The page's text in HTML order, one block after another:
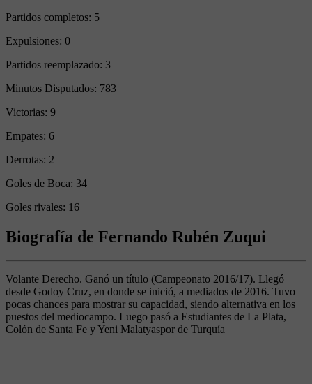
Partidos completos: 5
Expulsiones: 0
Partidos reemplazado: 3
Minutos Disputados: 783
Victorias: 9
Empates: 6
Derrotas: 2
Goles de Boca: 34
Goles rivales: 16
Biografía de Fernando Rubén Zuqui
Volante Derecho. Ganó un título (Campeonato 2016/17). Llegó
desde Godoy Cruz, en donde se inició, a mediados de 2016. Tuvo
pocas chances para mostrar su capacidad, siendo alternativa en los
puestos del mediocampo. Luego pasó a Estudiantes de La Plata,
Colón de Santa Fe y Yeni Malatyaspor de Turquía